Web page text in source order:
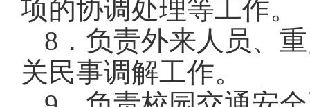
项的协调处理等工作。
8 ．负责外来人员、
关民事调解工作。